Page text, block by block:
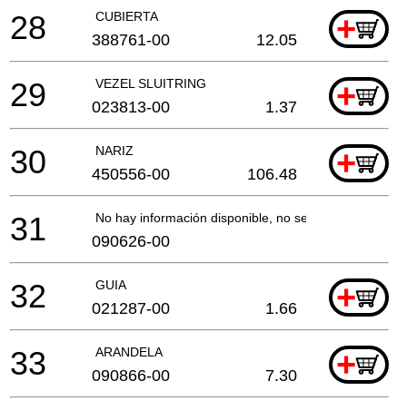
CUBIERTA +
28 388761-00 12.05
VEZEL SLUITRING +
29 023813-00 1.37
NARIZ +
30 450556-00 106.48
No hay información disponible, no se puede pedir
31 090626-00
GUIA +
32 021287-00 1.66
ARANDELA +
33 090866-00 7.30